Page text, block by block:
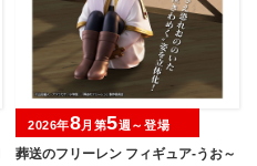
葬送のフリーレン フィギュア-うお～
2026年8月第5週～登場